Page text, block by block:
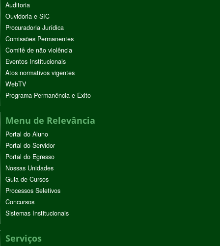
Auditoria
Ouvidoria e SIC
Procuradoria Jurídica
Comissões Permanentes
Comitê de não violência
Eventos Institucionais
Atos normativos vigentes
WebTV
Programa Permanência e Êxito
Menu de Relevância
Portal do Aluno
Portal do Servidor
Portal do Egresso
Nossas Unidades
Guia de Cursos
Processos Seletivos
Concursos
Sistemas Institucionais
Serviços